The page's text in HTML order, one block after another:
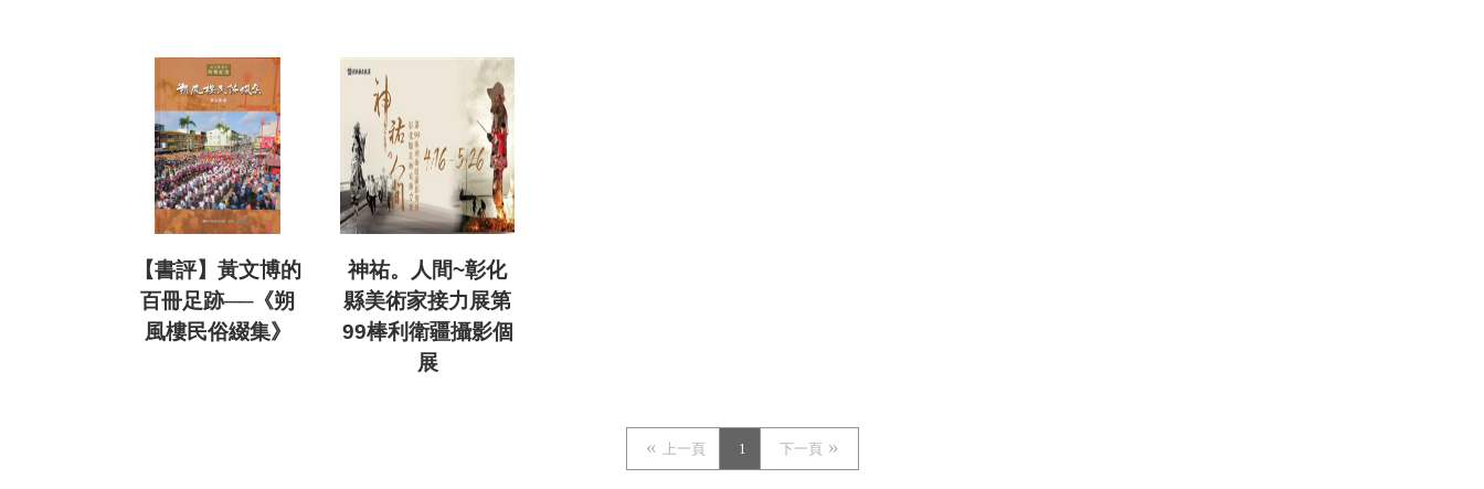
【書評】黃文博的
百冊足跡──《朔
風樓民俗綴集》
神祐。人間~彰化
縣美術家接力展第
99棒利衛疆攝影個
展
上一頁 1 下一頁